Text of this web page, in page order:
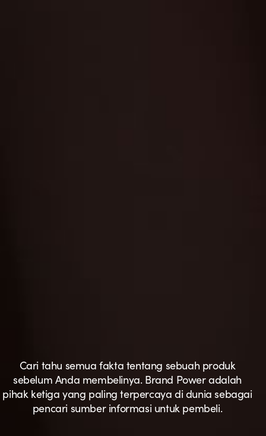
Cari tahu semua fakta tentang sebuah produk
sebelum Anda membelinya. Brand Power adalah
pihak ketiga yang paling terpercaya di dunia sebagai
pencari sumber informasi untuk pembeli.